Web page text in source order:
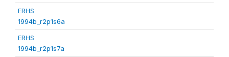
ERHS
1994b_r2p1s6a
ERHS
1994b_r2p1s7a